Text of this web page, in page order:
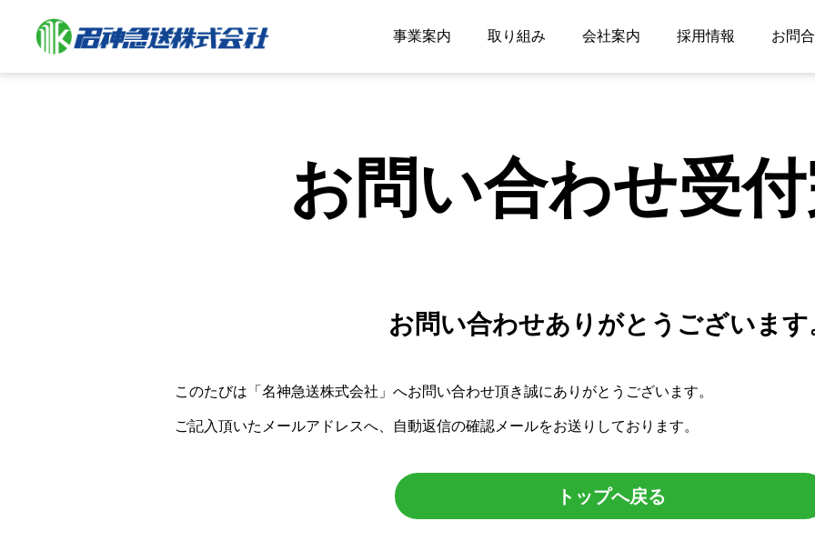
事業案内 取り組み 会社案内 採用情報 お問
お問い合わせ受
お問い合わせありがとうございます
このたびは「名神急送株式会社」へお問い合わせ頂き誠にありがとうございます。
ご記入頂いたメールアドレスへ、自動返信の確認メールをお送りしております。
トップへ戻る